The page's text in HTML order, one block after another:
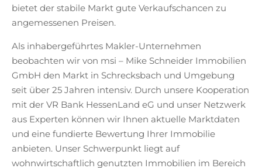
bietet der stabile Markt gute Verkaufschancen zu
angemessenen Preisen.
Als inhabergeführtes Makler-Unternehmen
beobachten wir von msi – Mike Schneider Immobilien
GmbH den Markt in Schrecksbach und Umgebung
seit über 25 Jahren intensiv. Durch unsere Kooperation
mit der VR Bank HessenLand eG und unser Netzwerk
aus Experten können wir Ihnen aktuelle Marktdaten
und eine fundierte Bewertung Ihrer Immobilie
anbieten. Unser Schwerpunkt liegt auf
wohnwirtschaftlich genutzten Immobilien im Bereich